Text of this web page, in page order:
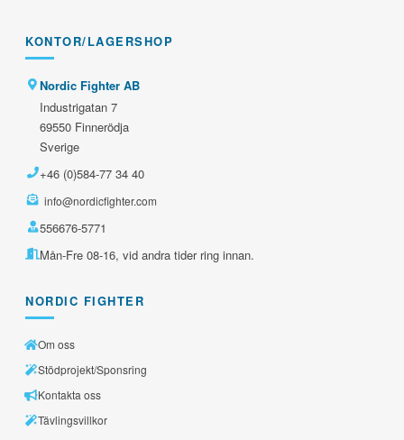
KONTOR/LAGERSHOP
Nordic Fighter AB
Industrigatan 7
69550 Finnerödja
Sverige
+46 (0)584-77 34 40
info@nordicfighter.com
556676-5771
Mån-Fre 08-16, vid andra tider ring innan.
NORDIC FIGHTER
Om oss
Stödprojekt/Sponsring
Kontakta oss
Tävlingsvillkor